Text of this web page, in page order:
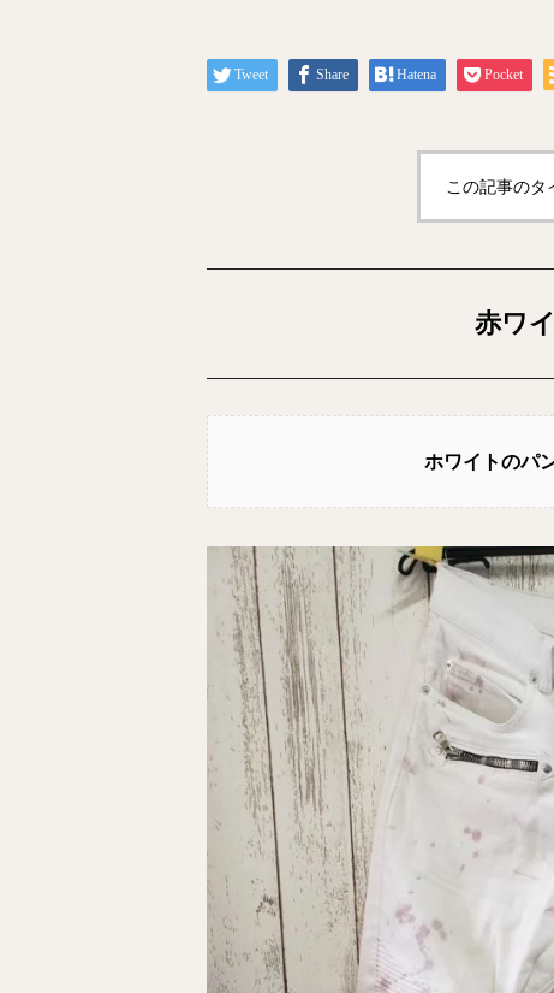
Tweet Share Hatena Pocket
この記事のタ
赤ワ
ホワイトのパ